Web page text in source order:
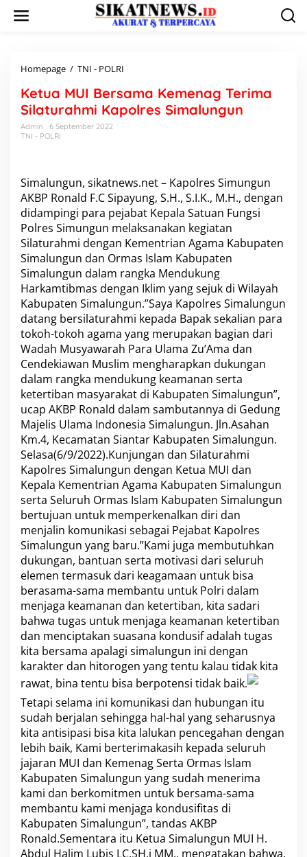
Homepage / TNI - POLRI
t
u
a
e
s
a
m
a
K
e
m
e
n
a
T
e
r
i
m
a
S
i
l
a
u
r
a
h
m
i
K
a
p
o
r
e
s
S
i
m
a
l
n
g
u
n
Ketua MUI Bersama Kemenag Terima
Silaturahmi Kapolres Simalungun
Admin
6 September 2022
TNI - POLRI
Simalungun, sikatnews.net – Kapolres Simungun
AKBP Ronald F.C Sipayung, S.H., S.I.K., M.H., dengan
didampingi para pejabat Kepala Satuan Fungsi
Polres Simungun melaksanakan kegiatan
Silaturahmi dengan Kementrian Agama Kabupaten
Simalungun dan Ormas Islam Kabupaten
Simalungun dalam rangka Mendukung
Harkamtibmas dengan Iklim yang sejuk di Wilayah
Kabupaten Simalungun.”Saya Kapolres Simalungun
datang bersilaturahmi kepada Bapak sekalian para
tokoh-tokoh agama yang merupakan bagian dari
Wadah Musyawarah Para Ulama Zu’Ama dan
Cendekiawan Muslim mengharapkan dukungan
dalam rangka mendukung keamanan serta
ketertiban masyarakat di Kabupaten Simalungun”,
ucap AKBP Ronald dalam sambutannya di Gedung
Majelis Ulama Indonesia Simalungun. Jln.Asahan
Km.4, Kecamatan Siantar Kabupaten Simalungun.
Selasa(6/9/2022).Kunjungan dan Silaturahmi
Kapolres Simalungun dengan Ketua MUI dan
Kepala Kementrian Agama Kabupaten Simalungun
serta Seluruh Ormas Islam Kabupaten Simalungun
bertujuan untuk memperkenalkan diri dan
menjalin komunikasi sebagai Pejabat Kapolres
Simalungun yang baru.”Kami juga membutuhkan
dukungan, bantuan serta motivasi dari seluruh
elemen termasuk dari keagamaan untuk bisa
berasama-sama membantu untuk Polri dalam
menjaga keamanan dan ketertiban, kita sadari
bahwa tugas untuk menjaga keamanan ketertiban
dan menciptakan suasana kondusif adalah tugas
kita bersama apalagi simalungun ini dengan
karakter dan hitorogen yang tentu kalau tidak kita
rawat, bina tentu bisa berpotensi tidak baik.
Tetapi selama ini komunikasi dan hubungan itu
sudah berjalan sehingga hal-hal yang seharusnya
kita antisipasi bisa kita lalukan pencegahan dengan
lebih baik, Kami berterimakasih kepada seluruh
jajaran MUI dan Kemenag Serta Ormas Islam
Kabupaten Simalungun yang sudah menerima
kami dan berkomitmen untuk bersama-sama
membantu kami menjaga kondusifitas di
Kabupaten Simalungun”, tandas AKBP
Ronald.Sementara itu Ketua Simalungun MUI H.
Abdul Halim Lubis LC.SH,i MM., mengatakan bahwa,